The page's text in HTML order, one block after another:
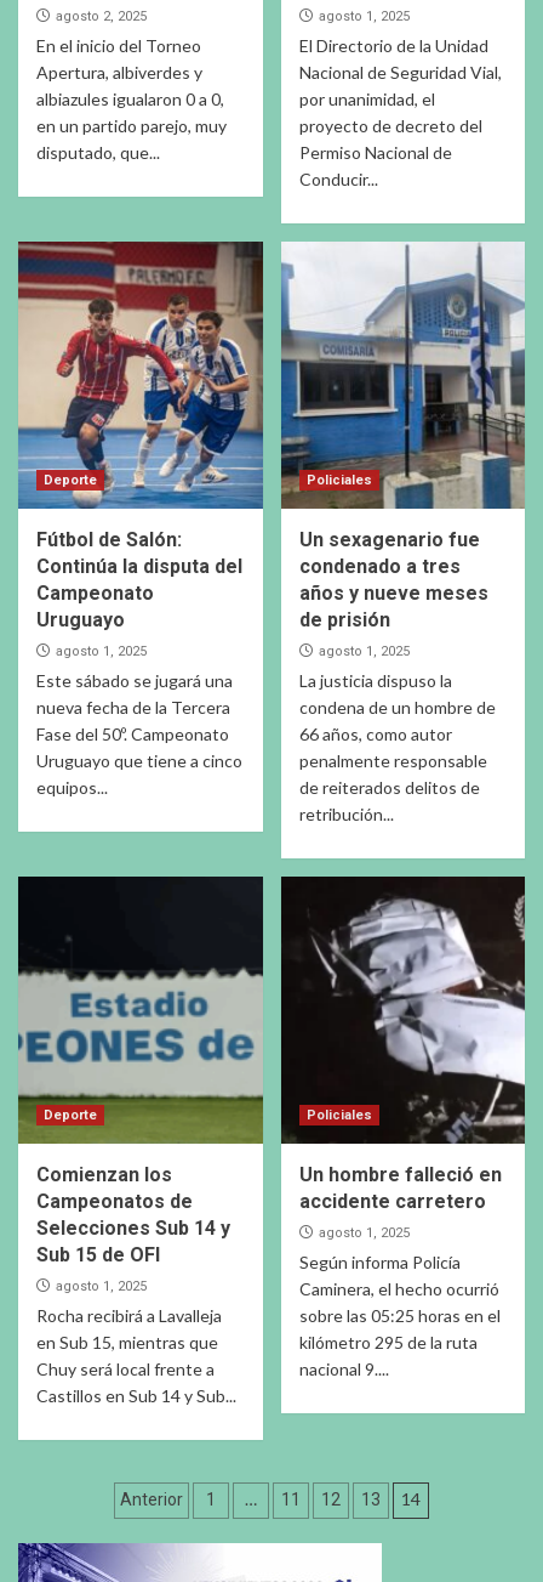
agosto 2, 2025
En el inicio del Torneo
Apertura, albiverdes y
albiazules igualaron 0 a 0,
en un partido parejo, muy
disputado, que...
agosto 1, 2025
El Directorio de la Unidad
Nacional de Seguridad Vial,
por unanimidad, el
proyecto de decreto del
Permiso Nacional de
Conducir...
Deporte
Fútbol de Salón:
Continúa la disputa del
Campeonato
Uruguayo
agosto 1, 2025
Este sábado se jugará una
nueva fecha de la Tercera
Fase del 50º. Campeonato
Uruguayo que tiene a cinco
equipos...
Policiales
Un sexagenario fue
condenado a tres
años y nueve meses
de prisión
agosto 1, 2025
La justicia dispuso la
condena de un hombre de
66 años, como autor
penalmente responsable
de reiterados delitos de
retribución...
Deporte
Comienzan los
Campeonatos de
Selecciones Sub 14 y
Sub 15 de OFI
agosto 1, 2025
Rocha recibirá a Lavalleja
en Sub 15, mientras que
Chuy será local frente a
Castillos en Sub 14 y Sub...
Policiales
Un hombre falleció en
accidente carretero
agosto 1, 2025
Según informa Policía
Caminera, el hecho ocurrió
sobre las 05:25 horas en el
kilómetro 295 de la ruta
nacional 9....
Paginación
de
Anterior 1 … 11 12 13 14